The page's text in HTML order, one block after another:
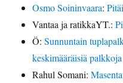
Osmo Soininvaara:
Vantaa ja ratikkaYT.:
Ö:Sunnuntain
keskimääräisiä palkkoja
Rahul Somani: